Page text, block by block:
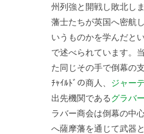
州列強と開戦し敗北し
藩士たちが英国へ密航
いうものかを学んだと
で述べられています。
た同じその手で倒幕の
ﾁｬｲﾙﾄﾞの商人、 ジャー
出先機関であるグラバ
ラバー商会は倒幕の中
へ薩摩藩を通じて武器